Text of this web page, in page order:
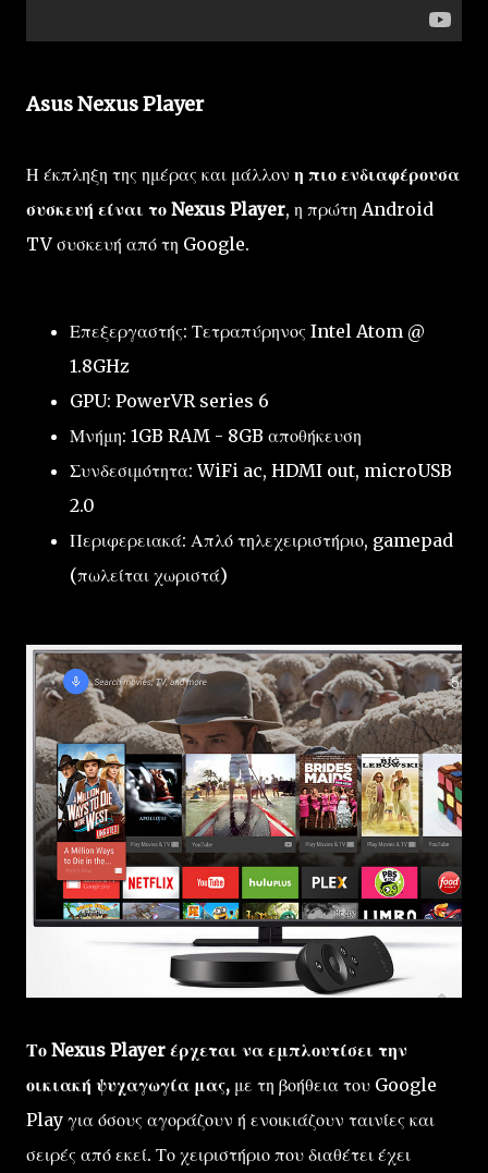
Asus Nexus Player
Η έκπληξη της ημέρας και μάλλον η πιο ενδιαφέρουσα
συσκευή είναι το Nexus Player, η πρώτη Android
TV συσκευή από τη Google.
Επεξεργαστής: Τετραπύρηνος Intel Atom @
1.8GHz
GPU: PowerVR series 6
Μνήμη: 1GB RAM - 8GB αποθήκευση
Συνδεσιμότητα: WiFi ac, HDMI out, microUSB
2.0
Περιφερειακά: Απλό τηλεχειριστήριο, gamepad
(πωλείται χωριστά)
Το Nexus Player έρχεται να εμπλουτίσει την
οικιακή ψυχαγωγία μας, με τη βοήθεια του Google
Play για όσους αγοράζουν ή ενοικιάζουν ταινίες και
σειρές από εκεί. Το χειριστήριο που διαθέτει έχει